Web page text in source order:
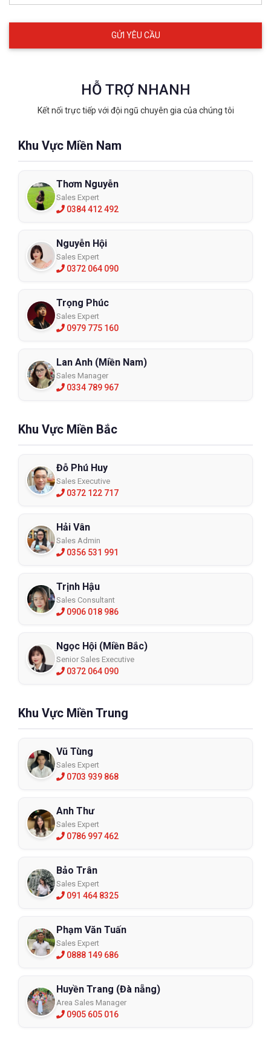
HỖ TRỢ NHANH
Kết nối trực tiếp với đội ngũ chuyên gia của chúng tôi
Khu Vực Miền Nam
Thơm Nguyễn
Sales Expert
0384 412 492
Nguyễn Hội
Sales Expert
0372 064 090
Trọng Phúc
Sales Expert
0979 775 160
Lan Anh (Miền Nam)
Sales Manager
0334 789 967
Khu Vực Miền Bắc
Đỗ Phú Huy
Sales Executive
0372 122 717
Hải Vân
Sales Admin
0356 531 991
Trịnh Hậu
Sales Consultant
0906 018 986
Ngọc Hội (Miền Bắc)
Senior Sales Executive
0372 064 090
Khu Vực Miền Trung
Vũ Tùng
Sales Expert
0703 939 868
Anh Thư
Sales Expert
0786 997 462
Bảo Trân
Sales Expert
091 464 8325
Phạm Văn Tuấn
Sales Expert
0888 149 686
Huyền Trang (Đà nẵng)
Area Sales Manager
0905 605 016